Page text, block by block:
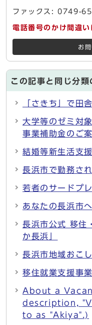
ファックス: 0749-
電話番号のかけ間違い
お
この記事と同じ分類
「さきち」で田
大学等のゼミ対
事業補助金のご
結婚等新生活支
長浜市で勤務さ
若者のサードプ
あなたの長浜市
長浜市公式 移住
か長浜」
長浜市地域おこ
移住就業支援事
About a
description,
to as "Akiya".)